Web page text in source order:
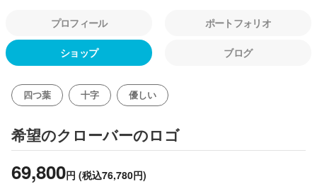
プロフィール ポートフォリオ
ショップ ブログ
四つ葉 十字 優しい
希望のクローバーのロゴ
69,800円 (税込76,780円)